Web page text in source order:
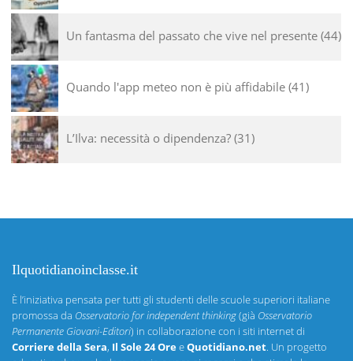
Un fantasma del passato che vive nel presente 44
Quando l'app meteo non è più affidabile 41
L’Ilva: necessità o dipendenza? 31
Ilquotidianoinclasse.it
È l’iniziativa pensata per tutti gli studenti delle scuole superiori italiane
promossa da Osservatorio for independent thinking(già Osservatorio
Permanente Giovani-Editori) in collaborazione con i siti internet di
Corriere della Sera, Il Sole 24 OreeQuotidiano.net. Un progetto